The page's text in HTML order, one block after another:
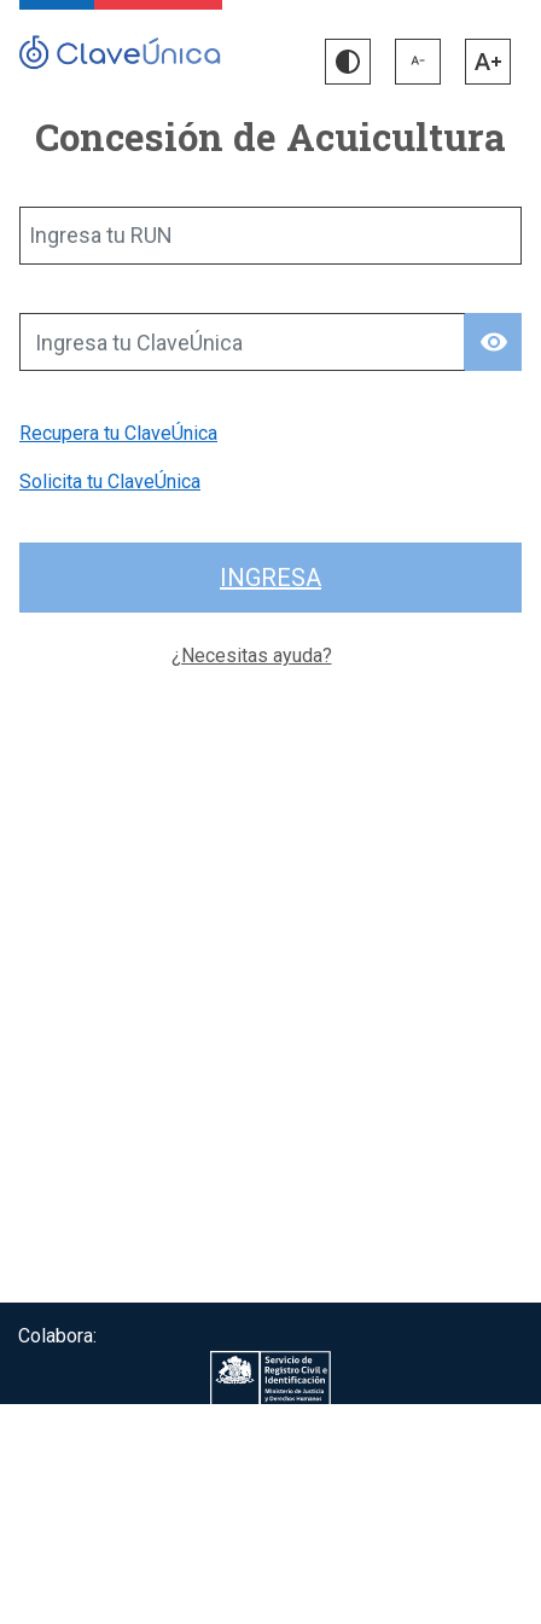
Concesión de Acuicultura
Ingresa tu RUN
visibility
Ingresa tu ClaveÚnica
Recupera tu ClaveÚnica
Solicita tu ClaveÚnica
INGRESA
¿Necesitas ayuda?
Colabora: